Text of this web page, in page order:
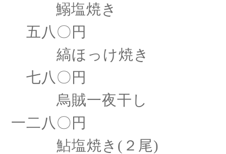
鰯塩焼き
五八〇円
縞ほっけ焼き
七八〇円
烏賊一夜干し
一二八〇円
鮎塩焼き (２尾)